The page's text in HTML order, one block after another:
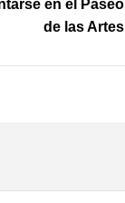
en el Paseo
de las Artes